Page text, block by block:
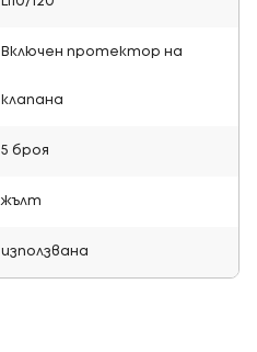
Включен протектор на
клапана
5 броя
жълт
използвана